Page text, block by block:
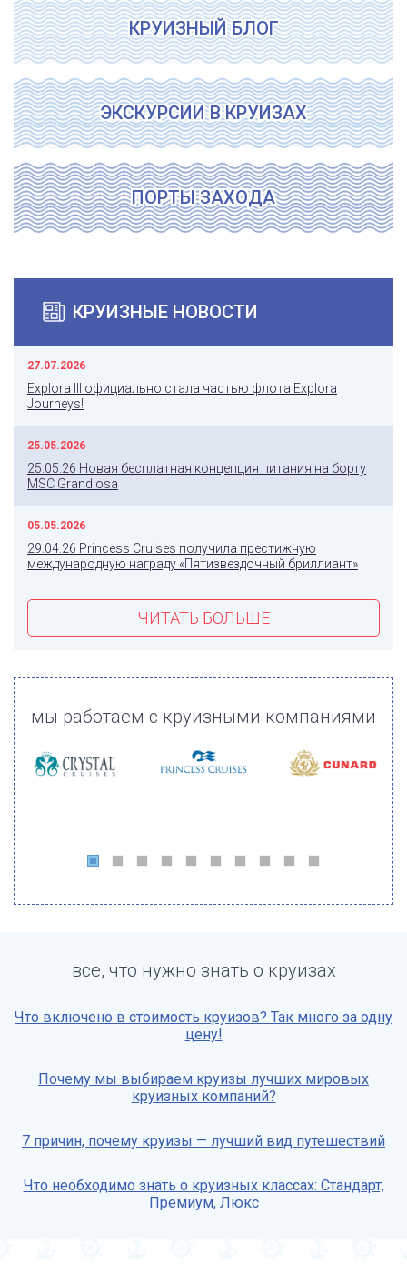
КРУИЗНЫЙ БЛОГ
ЭКСКУРСИИ В КРУИЗАХ
ПОРТЫ ЗАХОДА
КРУИЗНЫЕ НОВОСТИ
27.07.2026
Explora III официально стала частью флота Explora
Journeys!
25.05.2026
25.05.26 Новая бесплатная концепция питания на борту
MSC Grandiosa
05.05.2026
29.04.26 Princess Cruises получила престижную
международную награду «Пятизвездочный бриллиант»
ЧИТАТЬ БОЛЬШЕ
мы работаем с круизными компаниями
все, что нужно знать о круизах
Что включено в стоимость круизов? Так много за одну
цену!
Почему мы выбираем круизы лучших мировых
круизных компаний?
7 причин, почему круизы — лучший вид путешествий
Что необходимо знать о круизных классах: Стандарт,
Премиум, Люкс